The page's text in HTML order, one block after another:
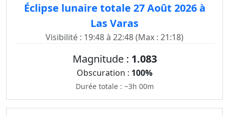
Éclipse lunaire totale 27 Août 2026 à
Las Varas
Visibilité : 19:48 à 22:48 (Max : 21:18)
Magnitude : 1.083
Obscuration : 100%
Durée totale : ~3h 00m